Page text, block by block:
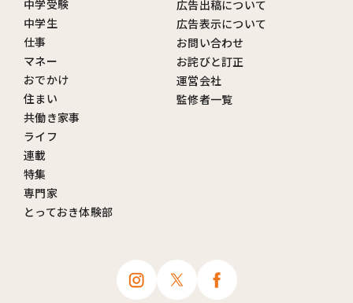
中学受験
中学生
仕事
マネー
おでかけ
住まい
共働き家事
ライフ
連載
特集
専門家
とっておき体験部
広告出稿について
広告表示について
お問い合わせ
お詫びと訂正
運営会社
監修者一覧